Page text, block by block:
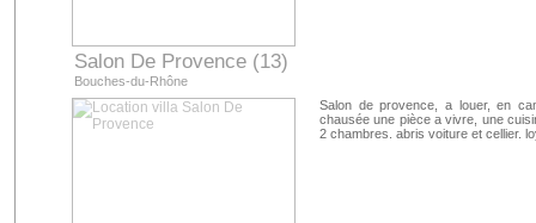
Salon De Provence (13)
Bouches-du-Rhône
Salon de provence, a louer, en
chausée une pièce a vivre, une
2 chambres. abris voiture et cellier.